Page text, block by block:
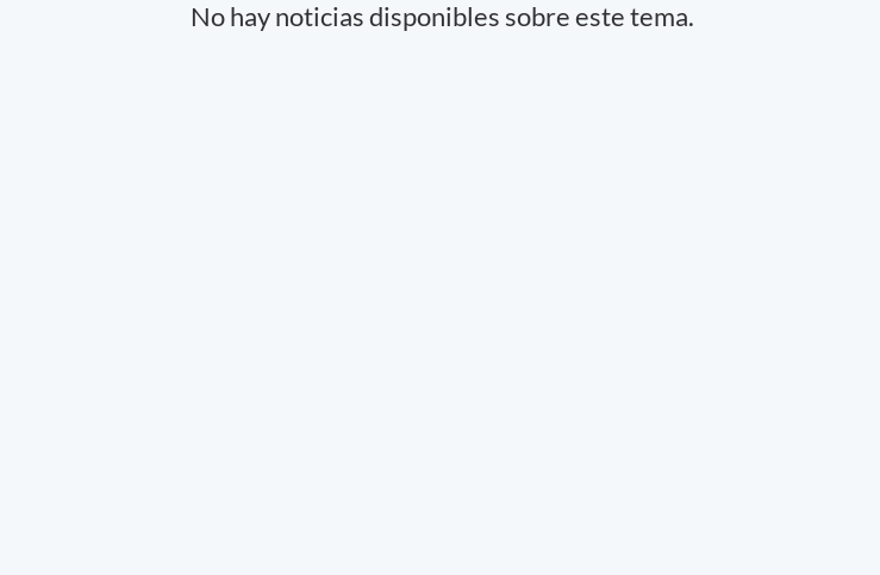
No hay noticias disponibles sobre este tema.